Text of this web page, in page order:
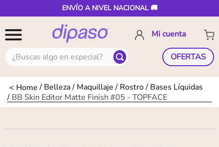
ENVÍO A NIVEL NACIONAL 🚚
¿Buscas algo en especial? OFERTAS
Belleza Maquillaje Rostro
Bases Líquidas
BB Skin Editor Matte Finish #05 - TOPFACE